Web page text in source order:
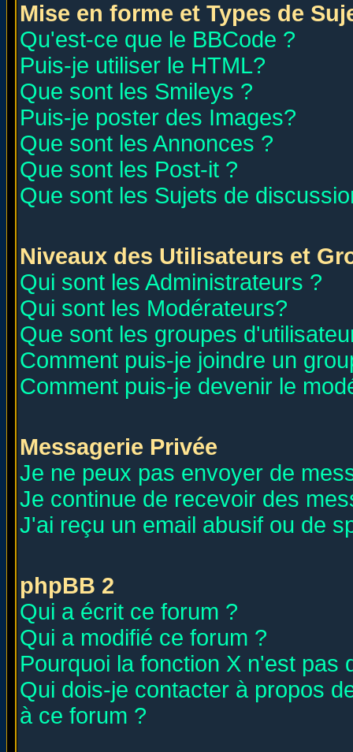
Mise en forme et Types de
Qu'est-ce que le BBCode ?
Puis-je utiliser le HTML?
Que sont les Smileys ?
Puis-je poster des Images?
Que sont les Annonces ?
Que sont les Post-it ?
Que sont les Sujets de
Niveaux des Utilisateurs et
Qui sont les Administrateurs ?
Qui sont les Modérateurs?
Que sont les groupes
Comment puis-je joindre un
Comment puis-je devenir le
Messagerie Privée
Je ne peux pas envoyer de
Je continue de recevoir des
J'ai reçu un email abusif ou de
phpBB 2
Qui a écrit ce forum ?
Qui a modifié ce forum ?
Pourquoi la fonction X n'est pas
Qui dois-je contacter à propos
à ce forum ?